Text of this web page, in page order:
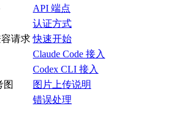
API 端点
认证方式
请求 快速开始
Claude Code 接入
Codex CLI 接入
图
图片上传说明
错误处理